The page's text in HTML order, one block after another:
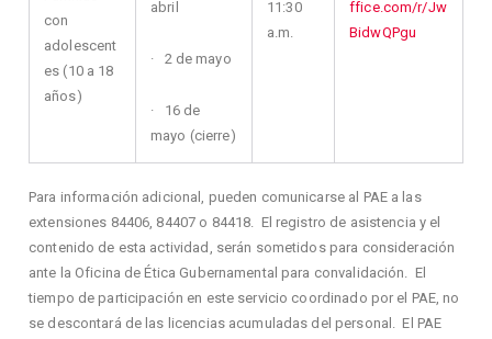
con
adolescent
es (10 a 18
años)
abril
· 2 de mayo
· 16 de
mayo (cierre)
11:30
a.m.
ffice.com/r/Jw
BidwQPgu
Para información adicional, pueden comunicarse al PAE a las
extensiones 84406, 84407 o 84418. El registro de asistencia y el
contenido de esta actividad, serán sometidos para consideración
ante la Oficina de Ética Gubernamental para convalidación. El
tiempo de participación en este servicio coordinado por el PAE, no
se descontará de las licencias acumuladas del personal. El PAE